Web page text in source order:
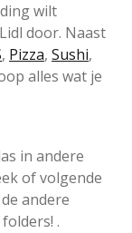
wilt
door. Naast
, Pizza, Sushi,
alles wat je
in andere
of volgende
andere
.